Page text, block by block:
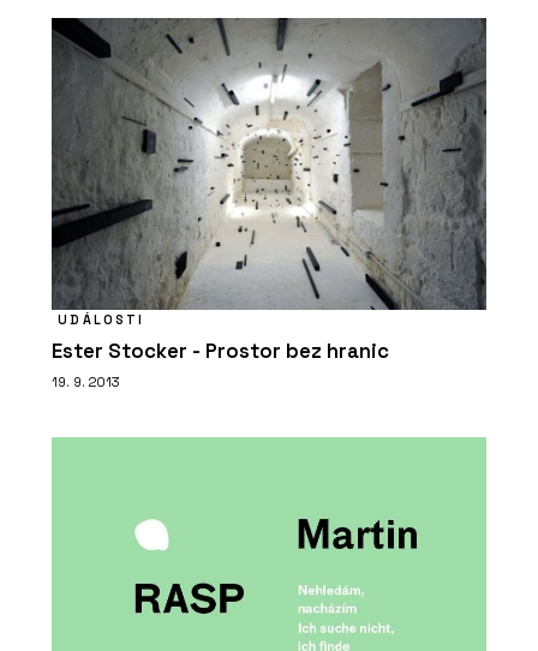
UDÁLOSTI
Ester Stocker - Prostor bez hranic
19. 9. 2013